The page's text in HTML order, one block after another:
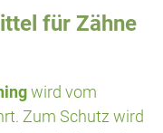
für Zähne
wird vom
Zum Schutz wird